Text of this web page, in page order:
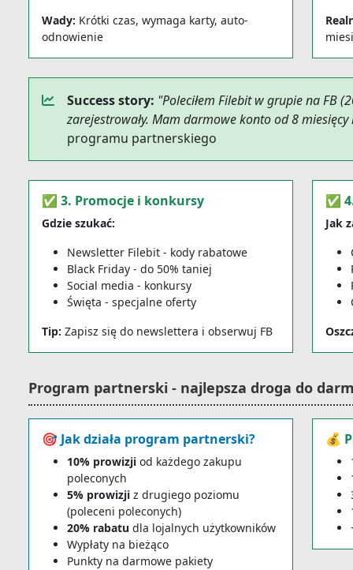
Wady: Krótki czas, wymaga karty, auto-
odnowienie
Success story: "Poleciłem Filebit w grupie na FB
zarejestrowały. Mam darmowe konto od 8
programu partnerskiego
✅ 3. Promocje i konkursy
Gdzie szukać:
Newsletter Filebit - kody rabatowe
Black Friday - do 50% taniej
Social media - konkursy
Święta - specjalne oferty
Tip: Zapisz się do newslettera i obserwuj FB
✅
Jak
Program partnerski - najlepsza droga do
🎯 Jak działa program partnerski?
10% prowizji od każdego zakupu
poleconych
5% prowizji z drugiego poziomu
(poleceni poleconych)
20% rabatu dla lojalnych użytkowników
Wypłaty na bieżąco
Punkty na darmowe pakiety
💰